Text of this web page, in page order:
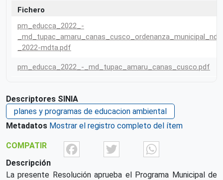
Fichero
pm_educca_2022_-
_2022-mdta.pdf
pm_educca_2022_-_md_tupac_amaru_canas_cusco.pdf
Descriptores SINIA
planes y programas de educacion ambiental
Metadatos Mostrar el registro completo del ítem
COMPATIR FacebookTwitter
Descripción
La presente Resolución aprueba el Programa Municipal de